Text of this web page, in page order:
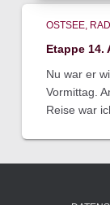
OSTSEE
Etappe 14.
Nu war er
Vormittag.
Reise war